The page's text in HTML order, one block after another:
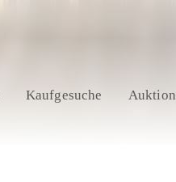
Kaufgesuche Auktion